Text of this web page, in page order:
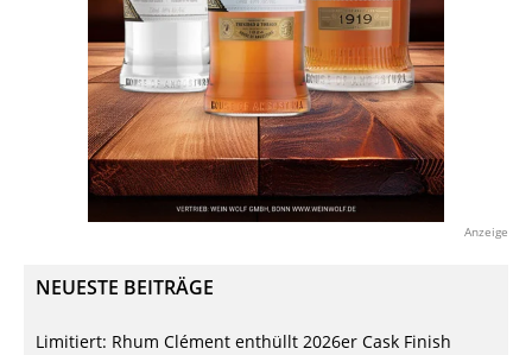
Anzeige
NEUESTE BEITRÄGE
Limitiert: Rhum Clément enthüllt 2026er Cask Finish